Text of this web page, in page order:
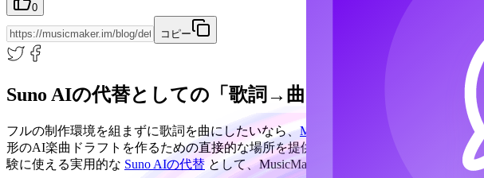
0
コピー
Suno AIの代替としての「歌詞→曲」：MusicMaker AI
フルの制作環境を組まずに歌詞を曲にしたいなら、MusicMaker AI Lyrics to Song
は
形のAI楽曲ドラフトを作るための直接的な場所を提供します。このガイドでは、
験に使える実用的な Suno AIの代替 として、MusicMaker AIをどう使うかを解説しま